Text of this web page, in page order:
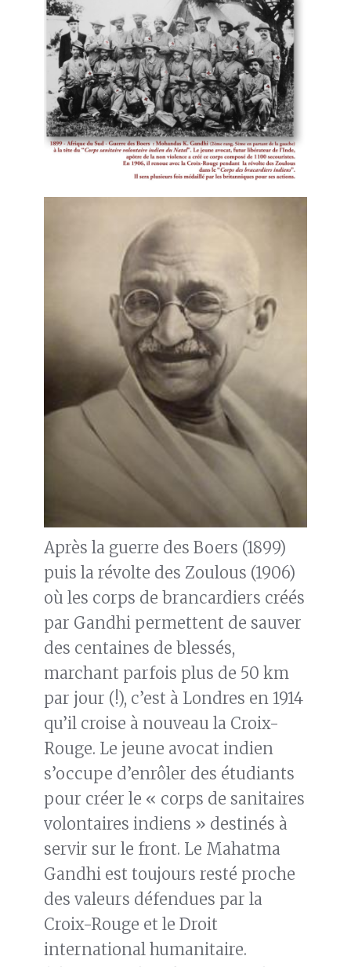
Après la guerre des Boers (1899)
puis la révolte des Zoulous (1906)
où les corps de brancardiers créés
par Gandhi permettent de sauver
des centaines de blessés,
marchant parfois plus de 50 km
par jour (!), c’est à Londres en 1914
qu’il croise à nouveau la Croix-
Rouge. Le jeune avocat indien
s’occupe d’enrôler des étudiants
pour créer le « corps de sanitaires
volontaires indiens » destinés à
servir sur le front. Le Mahatma
Gandhi est toujours resté proche
des valeurs défendues par la
Croix-Rouge et le Droit
international humanitaire.